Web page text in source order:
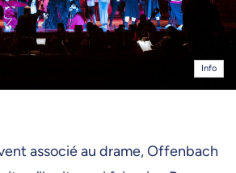
Info
associé au drame, Offenbach